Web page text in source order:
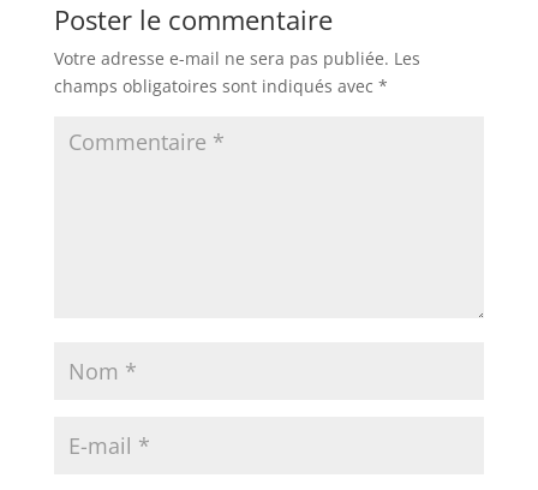
Poster le commentaire
Votre adresse e-mail ne sera pas publiée. Les
champs obligatoires sont indiqués avec *